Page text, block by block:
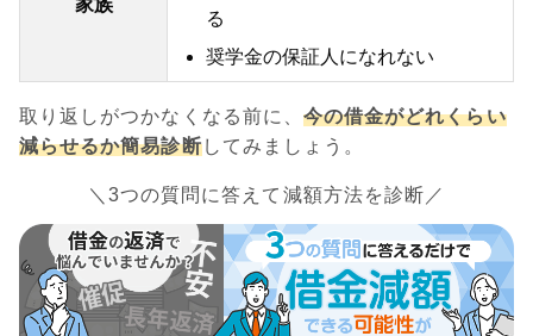
家族
る
奨学金の保証人になれない
取り返しがつかなくなる前に、 今の借金がどれくらい
減らせるか簡易診断してみましょう。
＼3つの質問に答えて減額方法を診断／